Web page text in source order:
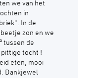
we van het
in
In de
zon en we
tussen de
tocht !
eten, mooi
Dankjewel